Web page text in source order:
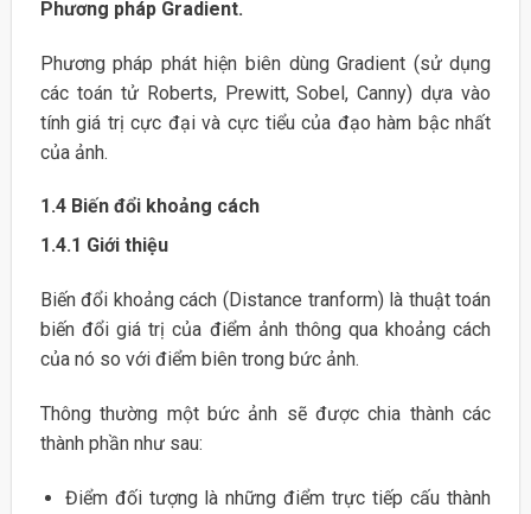
Phương pháp Gradient.
Phương pháp phát hiện biên dùng Gradient (sử dụng
các toán tử Roberts, Prewitt, Sobel, Canny) dựa vào
tính giá trị cực đại và cực tiểu của đạo hàm bậc nhất
của ảnh.
1.4 Biến đổi khoảng cách
1.4.1 Giới thiệu
Biến đổi khoảng cách (Distance tranform) là thuật toán
biến đổi giá trị của điểm ảnh thông qua khoảng cách
của nó so với điểm biên trong bức ảnh.
Thông thường một bức ảnh sẽ được chia thành các
thành phần như sau:
Điểm đối tượng là những điểm trực tiếp cấu thành